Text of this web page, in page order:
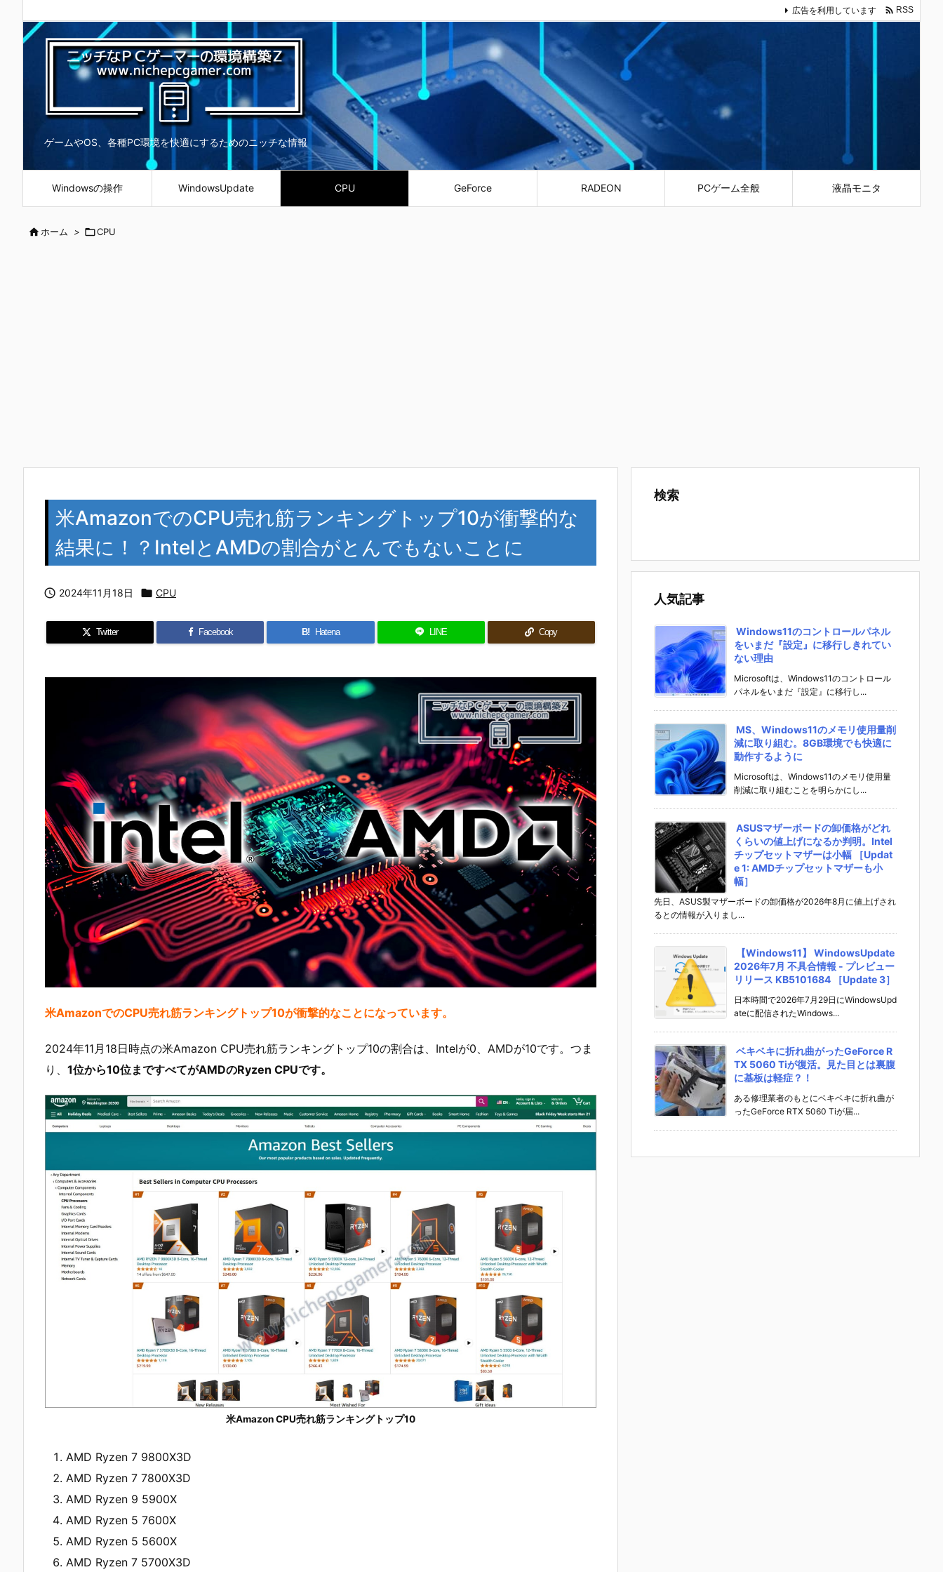
ゲームやOS、各種PC環境を快適にするためのニッチな情報
Windowsの操作 WindowsUpdate CPU GeForce RADEON PCゲーム全般 液晶モニタ
広告を利用しています  RSS
ホーム > CPU
米AmazonでのCPU売れ筋ランキングトップ10が衝撃的な
結果に！？IntelとAMDの割合がとんでもないことに
 2024年11月18日  CPU
Twitter Facebook B! Hatena LINE Copy
米AmazonでのCPU売れ筋ランキングトップ10が衝撃的なことになっています。
2024年11月18日時点の米Amazon CPU売れ筋ランキングトップ10の割合は、Intelが0、AMDが10です。つま
り、 1位から10位まですべてがAMDのRyzen CPUです。
米Amazon CPU売れ筋ランキングトップ10
AMD Ryzen 7 9800X3D
AMD Ryzen 7 7800X3D
AMD Ryzen 9 5900X
AMD Ryzen 5 7600X
AMD Ryzen 5 5600X
AMD Ryzen 7 5700X3D
検索
人気記事
Windows11のコントロールパネル
をいまだ『設定』に移行しきれてい
ない理由
Microsoftは、Windows11のコントロール
パネルをいまだ『設定』に移行し...
MS、Windows11のメモリ使用量削
減に取り組む。8GB環境でも快適に
動作するように
Microsoftは、Windows11のメモリ使用量
削減に取り組むことを明らかにし...
ASUSマザーボードの卸価格がどれ
くらいの値上げになるか判明。Intel
チップセットマザーは小幅 ［Updat
e 1: AMDチップセットマザーも小
幅］
先日、ASUS製マザーボードの卸価格が2026年8月に値上げされ
るとの情報が入りまし...
【Windows11】 WindowsUpdate
2026年7月 不具合情報 - プレビュー
リリース KB5101684 ［Update 3］
日本時間で2026年7月29日にWindowsUpd
ateに配信されたWindows...
ベキベキに折れ曲がったGeForce R
TX 5060 Tiが復活。見た目とは裏腹
に基板は軽症？！
ある修理業者のもとにベキベキに折れ曲が
ったGeForce RTX 5060 Tiが届...